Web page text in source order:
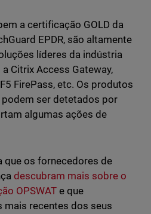
a certificação GOLD da
EPDR, são altamente
líderes da indústria
a Citrix Access Gateway,
FirePass, etc. Os produtos
ser detetados por
algumas ações de
que os fornecedores de
descubram mais sobre o
OPSWATe que
recentes dos seus